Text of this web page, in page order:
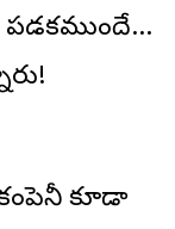
పడకముందే…
కంపెనీ కూడా